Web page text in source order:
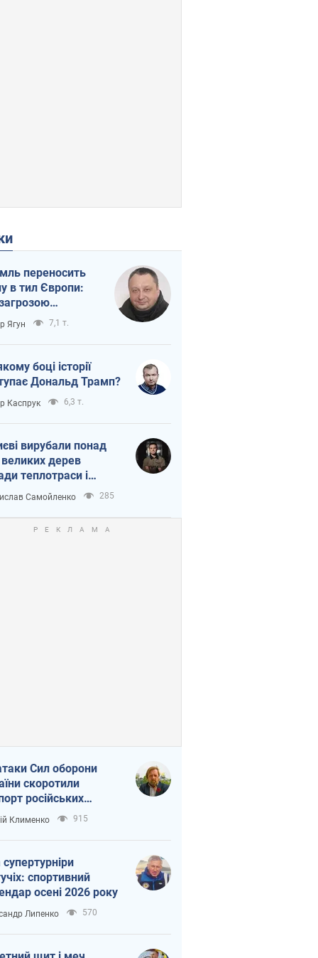
переносить
в тил Європи:
логістика
Ягун 7,1 т.
боці історії
Дональд Трамп?
Каспрук 6,3 т.
вирубали понад
дерев
теплотраси і
Генплану
Самойленко 285
Сил оборони
скоротили
російських
Клименко 915
спортивний
осені 2026 року
Липенко 570